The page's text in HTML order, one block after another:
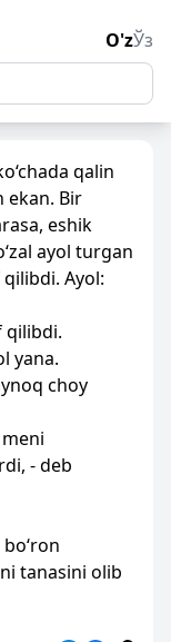
O'zЎз
qalin
ekan. Bir
eshik
ayol turgan
Ayol:
qilibdi.
yana.
choy
- deb
tanasini olib